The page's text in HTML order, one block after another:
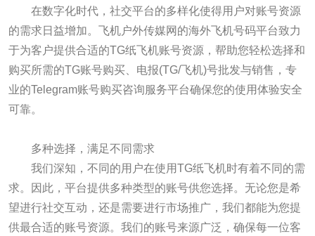
在数字化时代，社交平台的多样化使得用户对账号资源
的需求日益增加。飞机户外传媒网的海外飞机号码平台致力
于为客户提供合适的TG纸飞机账号资源，帮助您轻松选择和
购买所需的TG账号购买、电报(TG/飞机)号批发与销售，专
业的Telegram账号购买咨询服务平台确保您的使用体验安全
可靠。
多种选择，满足不同需求
我们深知，不同的用户在使用TG纸飞机时有着不同的需
求。因此，平台提供多种类型的账号供您选择。无论您是希
望进行社交互动，还是需要进行市场推广，我们都能为您提
供最合适的账号资源。我们的账号来源广泛，确保每一位客